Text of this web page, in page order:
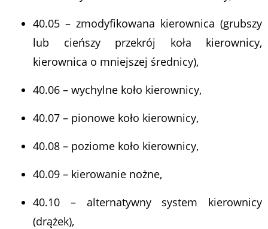
40.05 – zmodyfikowana kierownica (grubszy
lub cieńszy przekrój koła kierownicy,
kierownica o mniejszej średnicy),
40.06 – wychylne koło kierownicy,
40.07 – pionowe koło kierownicy,
40.08 – poziome koło kierownicy,
40.09 – kierowanie nożne,
40.10 – alternatywny system kierownicy
(drążek),